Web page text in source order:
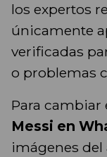
los expertos
únicamente
verificadas
o problemas
Para cambiar
Messi en
imágenes del